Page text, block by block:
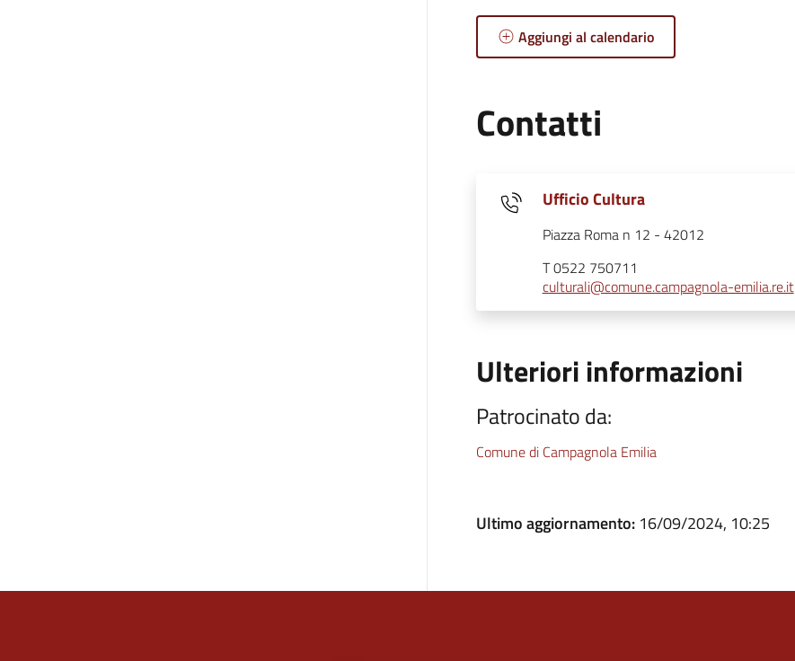
Aggiungi al calendario
Contatti
Ufficio Cultura
Piazza Roma n 12 - 42012
T 0522 750711
culturali@comune.campagnola-emilia.re.it
Ulteriori informazioni
Patrocinato da:
Comune di Campagnola Emilia
Ultimo aggiornamento: 16/09/2024, 10:25